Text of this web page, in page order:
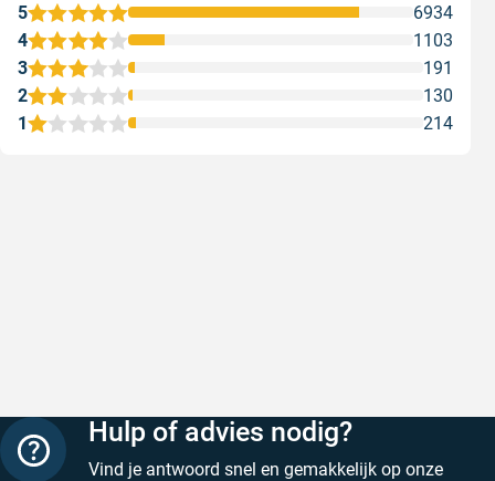
1 214
2 130
3 191
4 1103
5 6934
Hulp of advies nodig?
Vind je antwoord snel en gemakkelijk op onze